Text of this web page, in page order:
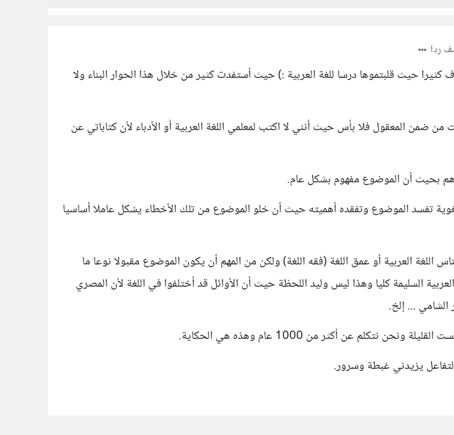
ردا
حيث قلبتموها درسا للغة العربية :) حيث أستفدت كثير من خلال هذا الحوار البناء ولا
من ضمن المعقول فلا بأس حيث أنني لا اكتب لمعلمي اللغة العربية أو الأدباء لأن كتاباتي عن
بحيث أن الموضوع مفهوم بشكل عام.
تفسد الموضوع وتفقده أهميته حيث أن خلو الموضوع من تلك الأخطاء يشكل عاملا أساسيا
اللغة العربية أو عمق اللغة (فقه اللغة) ولكن من المهم أن يكون الموضوع مقبولا نوعا ما
السليمة كليا وهذا ليس وليد اللحظة حيث أن الأوائل قد أختلفوا في اللغة لأن المصري
الشامي ... إلخ.
نتكلم عن أكثر من 1000 عام وهذه هي الحكاية.
يزيدني غبطة وسرور.